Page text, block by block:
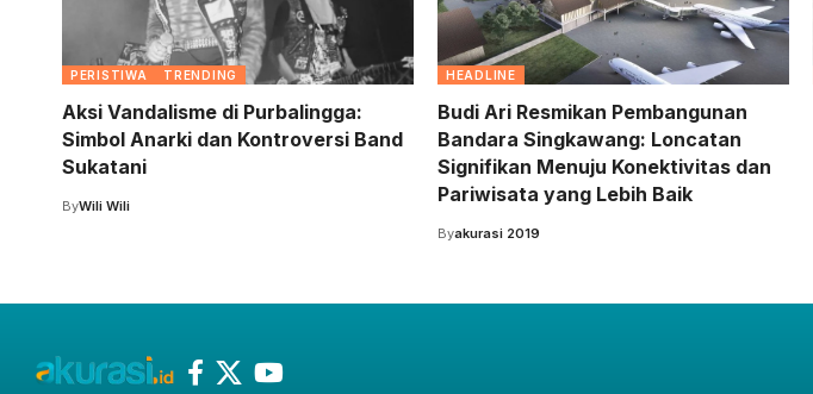
PERISTIWA TRENDING
Aksi Vandalisme di Purbalingga:
Simbol Anarki dan Kontroversi Band
Sukatani
ByWili Wili
HEADLINE
Budi Ari Resmikan Pembangunan
Bandara Singkawang: Loncatan
Signifikan Menuju Konektivitas dan
Pariwisata yang Lebih Baik
Byakurasi 2019